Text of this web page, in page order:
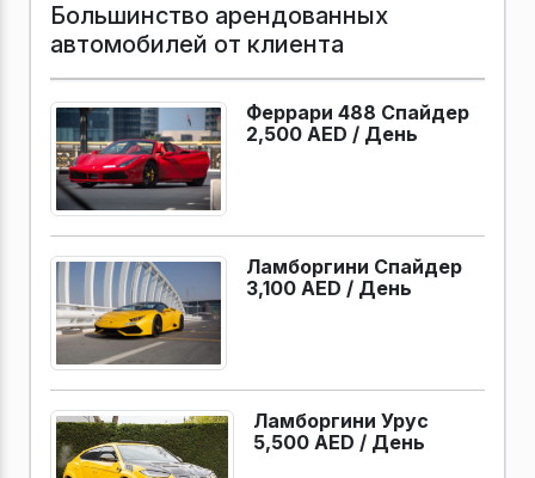
Большинство арендованных
автомобилей от клиента
Феррари 488 Спайдер
2,500 AED / День
Ламборгини Спайдер
3,100 AED / День
Ламборгини Урус
5,500 AED / День